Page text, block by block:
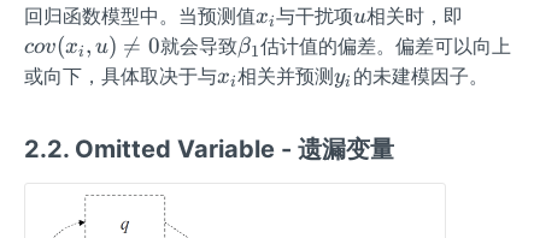
回归函数模型中。当预测值x _
{i}
xi与干扰项u
u相关时，即
(x
_
cov(xi , u) 
= 0就会导致\be
ta
β1估计值的偏差。偏差可以向上
或向下，具体取决于与x _
xi相关并预测y_
yi 的未建模因子。
2.2. Omitted Variable - 遗漏变量